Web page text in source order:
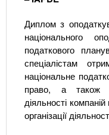
Диплом з
національного
податкового
спеціалістам
національне
право, а також
діяльності
організації